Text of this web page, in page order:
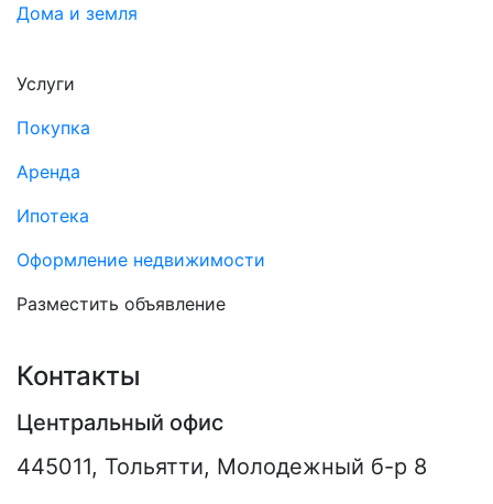
Дома и земля
Услуги
Покупка
Аренда
Ипотека
Оформление недвижимости
Разместить объявление
Контакты
Центральный офис
445011, Тольятти, Молодежный б-р 8